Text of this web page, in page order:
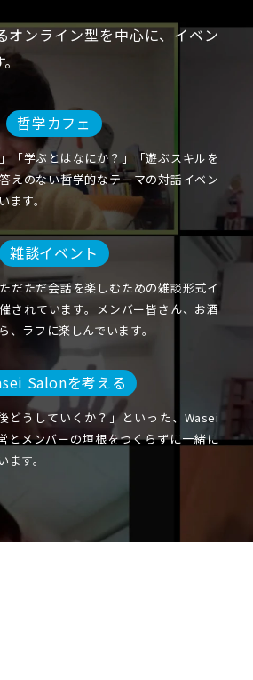
オンライン型を中心に、イベン
。
哲学カフェ
「学ぶとはなにか？」「遊ぶスキルを
えのない哲学的なテーマの対話イベン
す。
雑談イベント
だただ会話を楽しむための雑談形式イ
されています。メンバー皆さん、お酒
、ラフに楽しんでいます。
Salonを考える
どうしていくか？」といった、Wasei
とメンバーの垣根をつくらずに一緒に
す。